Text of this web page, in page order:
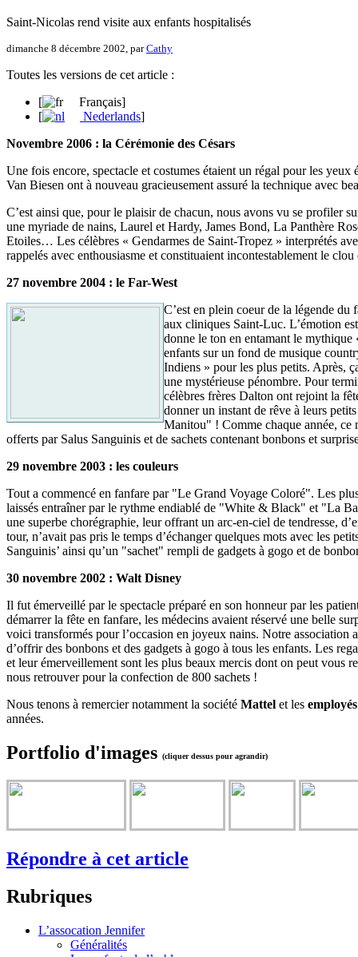
Saint-Nicolas rend visite aux enfants hospitalisés
dimanche 8 décembre 2002, parCathy
Toutes les versions de cet article :
[
Français]
[
Nederlands]
Novembre 2006 : la Cérémonie des Césars
Une fois encore, spectacle et costumes étaient un régal pour les
Van Biesen ont à nouveau gracieusement assuré la technique avec
C’est ainsi que, pour le plaisir de chacun, nous avons vu se profiler
une myriade de nains, Laurel et Hardy, James Bond, La Panthère
Etoiles… Les célèbres « Gendarmes de Saint-Tropez » interprétés
rappelés avec enthousiasme et constituaient incontestablement le
27 novembre 2004 : le Far-West
C’est en plein coeur de la légende
aux cliniques Saint-Luc. L’émotion
donne le ton en entamant le
enfants sur un fond de musique
Indiens » pour les plus petits. Après,
une mystérieuse pénombre. Pour
célèbres frères Dalton ont rejoint la
donner un instant de rêve à leurs
Manitou" ! Comme chaque année, ce
offerts par Salus Sanguinis et de sachets contenant bonbons et
29 novembre 2003 : les couleurs
Tout a commencé en fanfare par "Le Grand Voyage Coloré". Les
laissés entraîner par le rythme endiablé de "White & Black" et "La
une superbe chorégraphie, leur offrant un arc-en-ciel de tendresse,
tour, n’avait pas pris le temps d’échanger quelques mots avec les
Sanguinis’ ainsi qu’un "sachet" rempli de gadgets à gogo et de
30 novembre 2002 : Walt Disney
Il fut émerveillé par le spectacle préparé en son honneur par les
démarrer la fête en fanfare, les médecins avaient réservé une belle
voici transformés pour l’occasion en joyeux nains. Notre association
d’offrir des bonbons et des gadgets à gogo à tous les enfants. Les
et leur émerveillement sont les plus beaux mercis dont on peut vous
nous retrouver pour la confection de 800 sachets !
Nous tenons à remercier notamment la société Mattel et les
années.
Portfolio d'images (cliquer dessus pour agrandir)
Répondre à cet article
Rubriques
L’assocation Jennifer
Généralités